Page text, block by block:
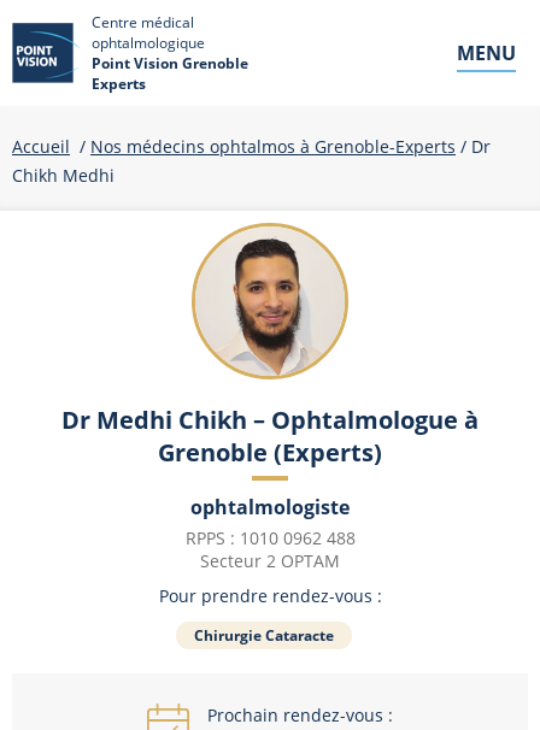
Centre médical
ophtalmologique
Point Vision Grenoble
Experts
MENU
Accueil / Nos médecins ophtalmos à Grenoble-Experts / Dr
Chikh Medhi
Dr Medhi Chikh – Ophtalmologue à
Grenoble (Experts)
ophtalmologiste
RPPS : 1010 0962 488
Secteur 2 OPTAM
Pour prendre rendez-vous :
Chirurgie Cataracte
Prochain rendez-vous :